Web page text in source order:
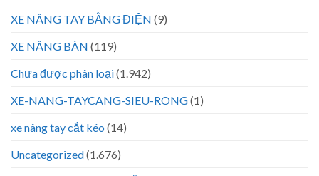
XE NÂNG TAY BẰNG ĐIỆN (9)
XE NÂNG BÀN (119)
Chưa được phân loại(1.942)
XE-NANG-TAYCANG-SIEU-RONG(1)
xe nâng tay cắt kéo (14)
Uncategorized(1.676)